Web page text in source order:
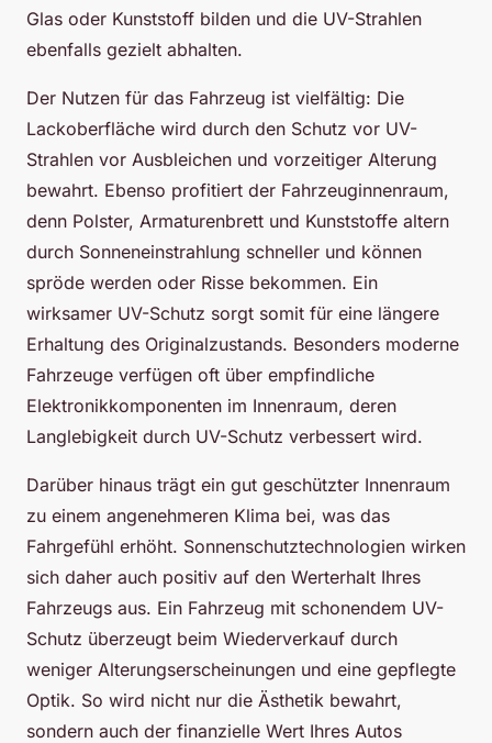
Glas oder Kunststoff bilden und die UV-Strahlen
ebenfalls gezielt abhalten.
Der Nutzen für das Fahrzeug ist vielfältig: Die
Lackoberfläche wird durch den Schutz vor UV-
Strahlen vor Ausbleichen und vorzeitiger Alterung
bewahrt. Ebenso profitiert der Fahrzeuginnenraum,
denn Polster, Armaturenbrett und Kunststoffe altern
durch Sonneneinstrahlung schneller und können
spröde werden oder Risse bekommen. Ein
wirksamer UV-Schutz sorgt somit für eine längere
Erhaltung des Originalzustands. Besonders moderne
Fahrzeuge verfügen oft über empfindliche
Elektronikkomponenten im Innenraum, deren
Langlebigkeit durch UV-Schutz verbessert wird.
Darüber hinaus trägt ein gut geschützter Innenraum
zu einem angenehmeren Klima bei, was das
Fahrgefühl erhöht. Sonnenschutztechnologien wirken
sich daher auch positiv auf den Werterhalt Ihres
Fahrzeugs aus. Ein Fahrzeug mit schonendem UV-
Schutz überzeugt beim Wiederverkauf durch
weniger Alterungserscheinungen und eine gepflegte
Optik. So wird nicht nur die Ästhetik bewahrt,
sondern auch der finanzielle Wert Ihres Autos